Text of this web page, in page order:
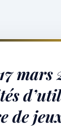
municipale
& Vie
mars
de